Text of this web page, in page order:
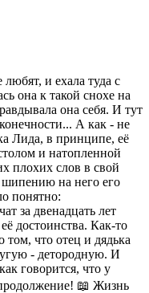
и ехала туда с
она к такой снохе на
она себя. И тут
А как - не
Лида, в принципе, её
и натопленной
плохих слов в свой
шипению на него его
понятно:
за двенадцать лет
достоинства. Как-то
что отец и дядька
- детородную. И
говорится, что у
📖 Жизнь